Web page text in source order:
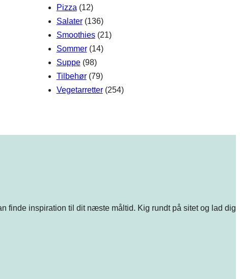
Pizza (12)
Salater(136)
Smoothies(21)
Sommer(14)
Suppe(98)
Tilbehør(79)
Vegetarretter(254)
finde inspiration til dit næste måltid. Kig rundt på sitet og lad dig